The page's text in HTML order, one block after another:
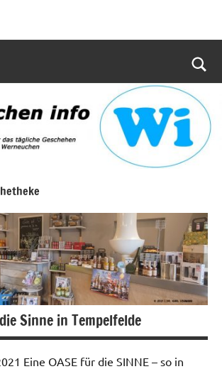
Sinne in Tempelfelde
Eine OASE für die SINNE – so in